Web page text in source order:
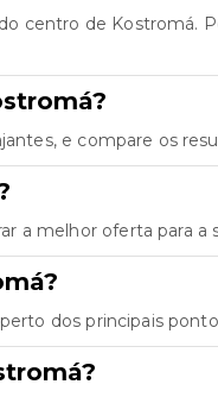
centro de Kostromá.
e compare os
a melhor oferta para a
dos principais